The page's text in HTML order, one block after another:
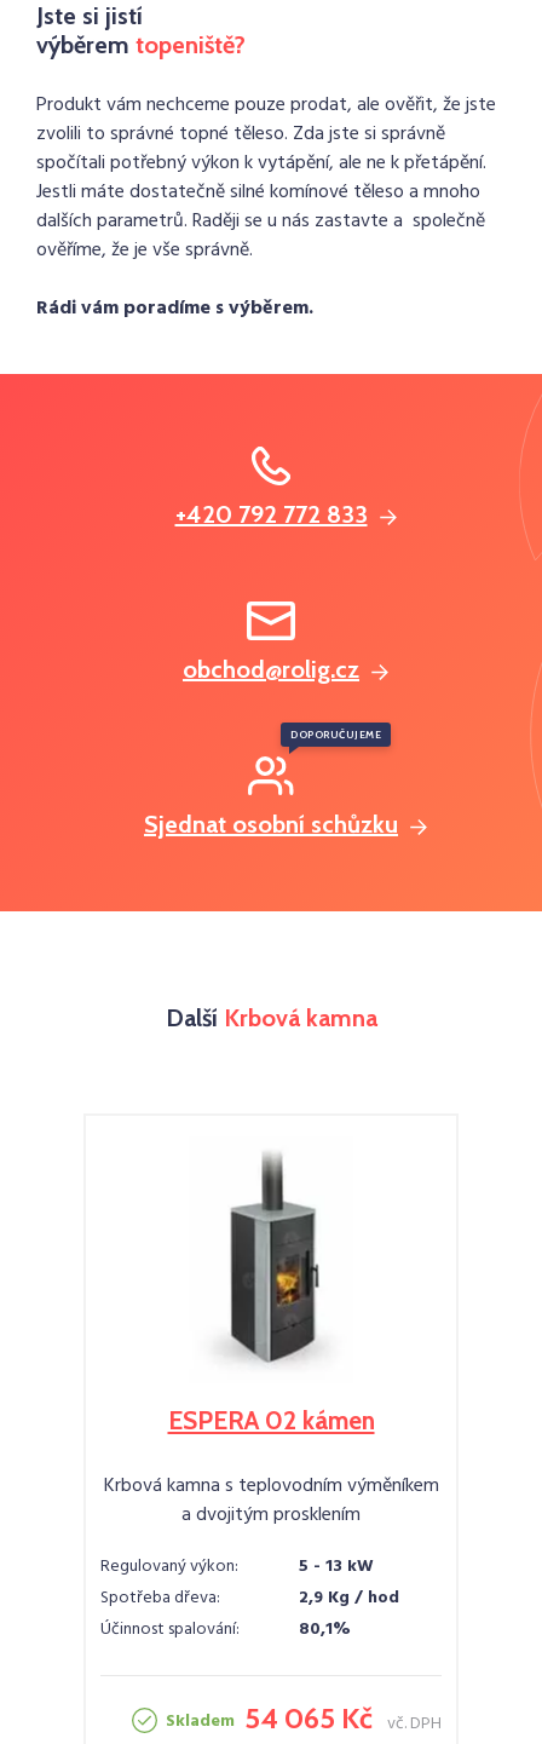
Jste si jistí
výběrem topeniště?
Produkt vám nechceme pouze prodat, ale ověřit, že jste
zvolili to správné topné těleso. Zda jste si správně
spočítali potřebný výkon k vytápění, ale ne k přetápění.
Jestli máte dostatečně silné komínové těleso a mnoho
dalších parametrů. Raději se u nás zastavte a společně
ověříme, že je vše správně.
Rádi vám poradíme s výběrem.
+420 792 772 833
obchod@rolig.cz
Sjednat osobní schůzku
DOPORUČUJEME
Další Krbová kamna
ESPERA 02 kámen
Krbová kamna s teplovodním výměníkem
a dvojitým prosklením
Regulovaný výkon:
5 - 13 kW
Spotřeba dřeva:
2,9 Kg / hod
Účinnost spalování:
80,1%
Skladem 54 065 Kč vč. DPH